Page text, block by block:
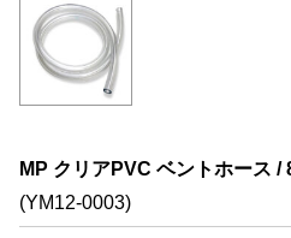
MP クリアPVC ベントホース /
(YM12-0003)